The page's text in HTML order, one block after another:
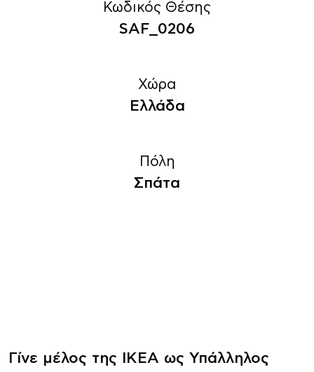
Κωδικός Θέσης
SAF_0206
Χώρα
Ελλάδα
Πόλη
Σπάτα
Γίνε μέλος της ΙΚΕΑ ως Υπάλληλος